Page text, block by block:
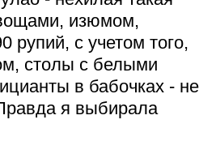
изюмом,
рупий, с учетом того,
столы с белыми
в бабочках - не
я выбирала